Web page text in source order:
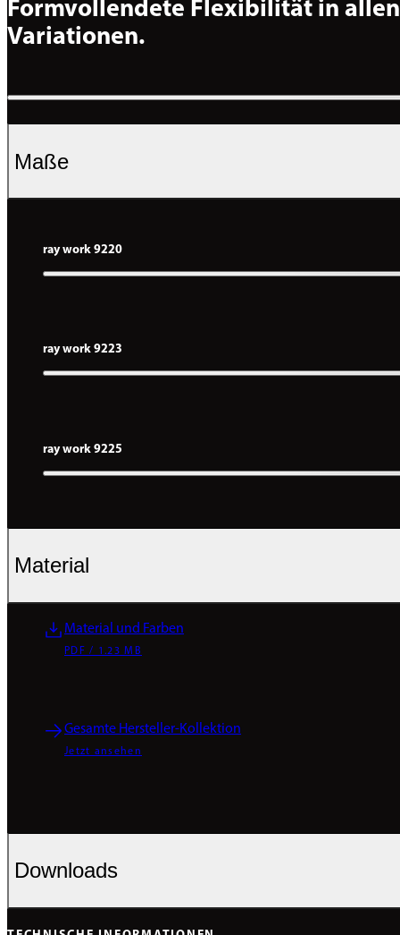
Formvollendete Flexibilität in allen
Variationen.
Maße
ray work 9220
ray work 9223
ray work 9225
Material
Material und Farben
PDF / 1.23 MB
Gesamte Hersteller-Kollektion
Jetzt ansehen
Downloads